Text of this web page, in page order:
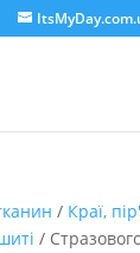
/ Краї,
/